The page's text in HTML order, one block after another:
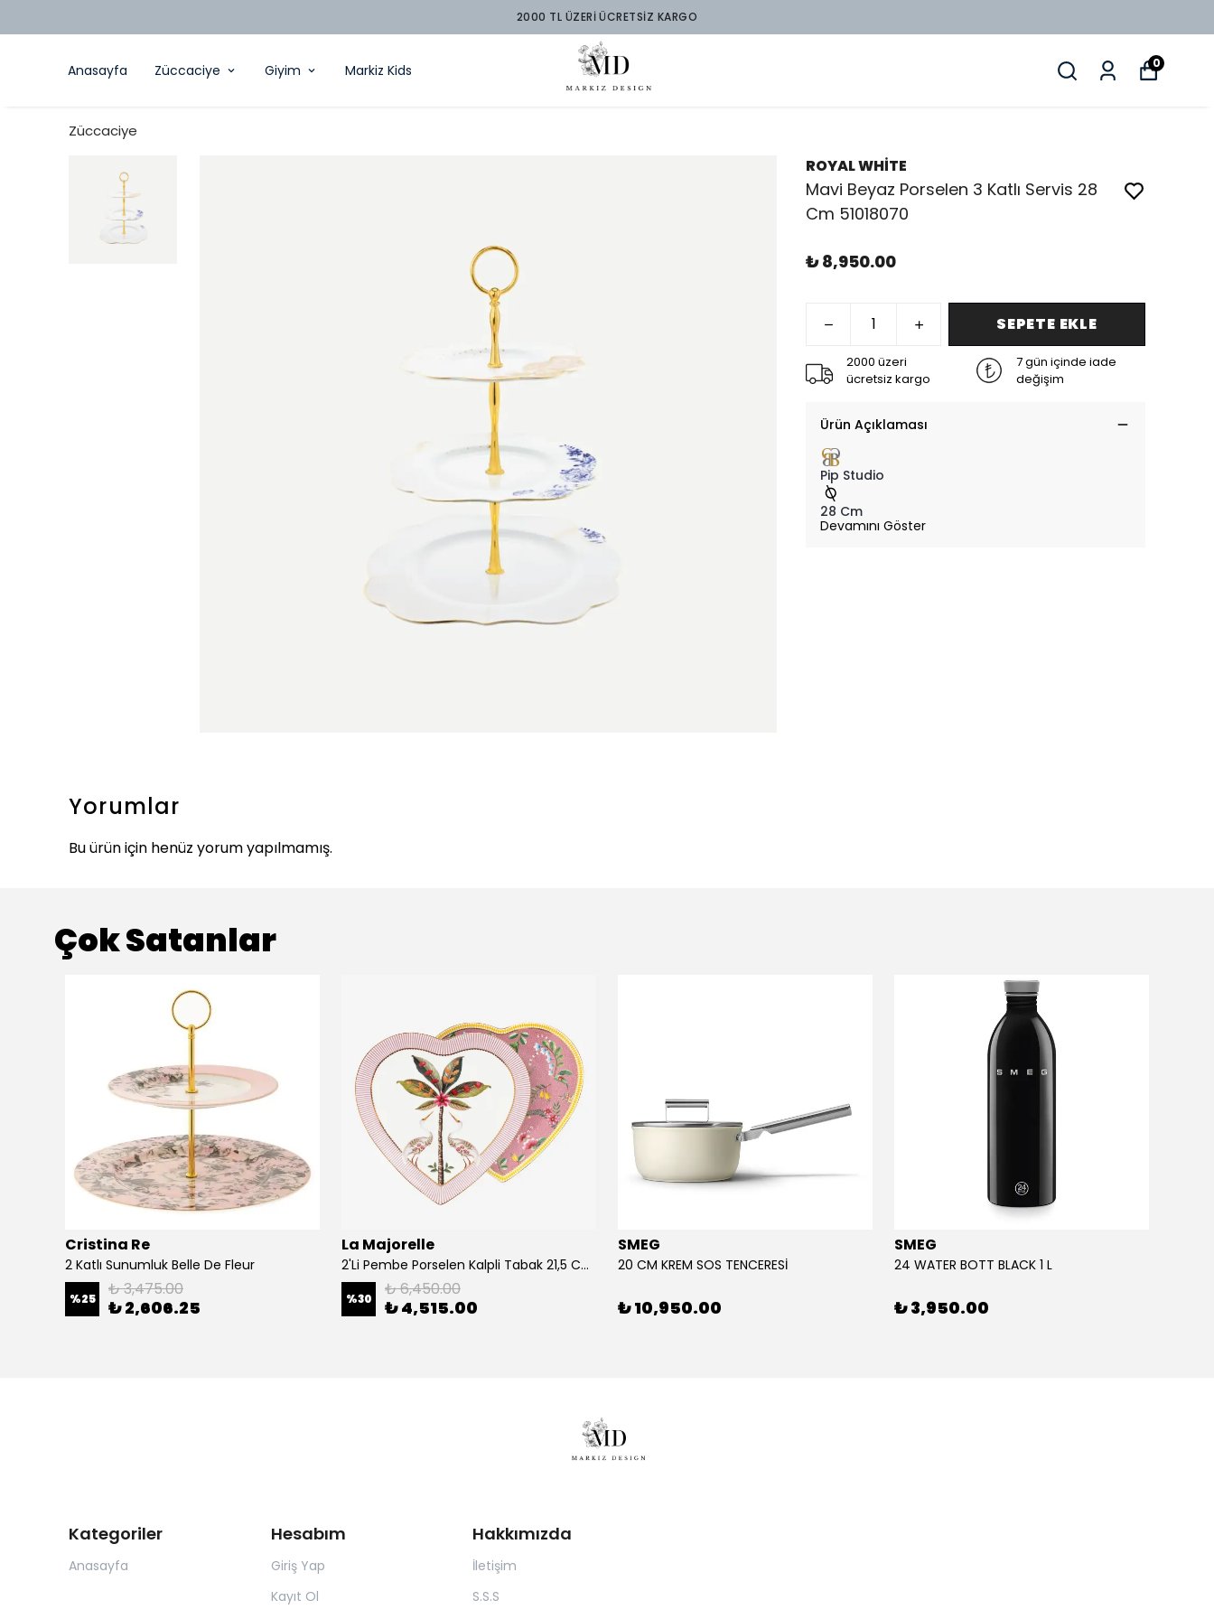
2000 TL ÜZERİ ÜCRETSİZ KARGO
Anasayfa Züccaciye Giyim Markiz Kids 0
Züccaciye
ROYAL WHİTE
Mavi Beyaz Porselen 3 Katlı Servis 28
Cm 51018070
₺ 8,950.00
SEPETE EKLE
2000 üzeri
ücretsiz kargo
7 gün içinde iade
değişim
Ürün Açıklaması
Pip Studio
28 Cm
Devamını Göster
Yorumlar
Bu ürün için henüz yorum yapılmamış.
Çok Satanlar
Cristina Re
2 Katlı Sunumluk Belle De Fleur
%25 ₺ 3,475.00
₺ 2,606.25
La Majorelle
2'Li Pembe Porselen Kalpli Tabak 21,5 Cm La Majorelle
%30 ₺ 6,450.00
₺ 4,515.00
SMEG
20 CM KREM SOS TENCERESİ
₺ 10,950.00
SMEG
24 WATER BOTT BLACK 1 L
₺ 3,950.00
Kategoriler
Anasayfa
Hesabım
Giriş Yap
Kayıt Ol
Hakkımızda
İletişim
S.S.S